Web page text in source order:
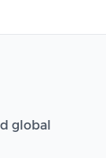
global